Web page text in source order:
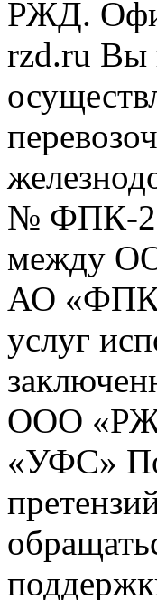
РЖД.
rzd.ru Вы
№ ФПК-
между
АО
услуг
ООО
«УФС»